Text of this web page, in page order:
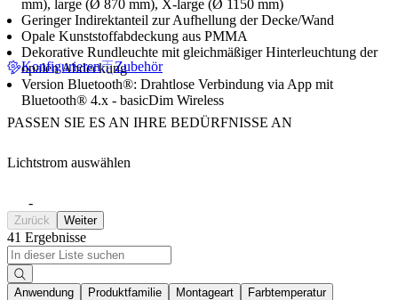
mm), large (Ø 870 mm), X-large (Ø 1150 mm)
Geringer Indirektanteil zur Aufhellung der Decke/Wand
Opale Kunststoffabdeckung aus PMMA
Dekorative Rundleuchte mit gleichmäßiger Hinterleuchtung der
opalen Abdeckung
Version Bluetooth®: Drahtlose Verbindung via App mit
Bluetooth® 4.x - basicDim Wireless
Konfigurieren Zubehör
PASSEN SIE ES AN IHRE BEDÜRFNISSE AN
Lichtstrom auswählen
-
Zurück Weiter
41 Ergebnisse
Anwendung Produktfamilie Montageart Farbtemperatur